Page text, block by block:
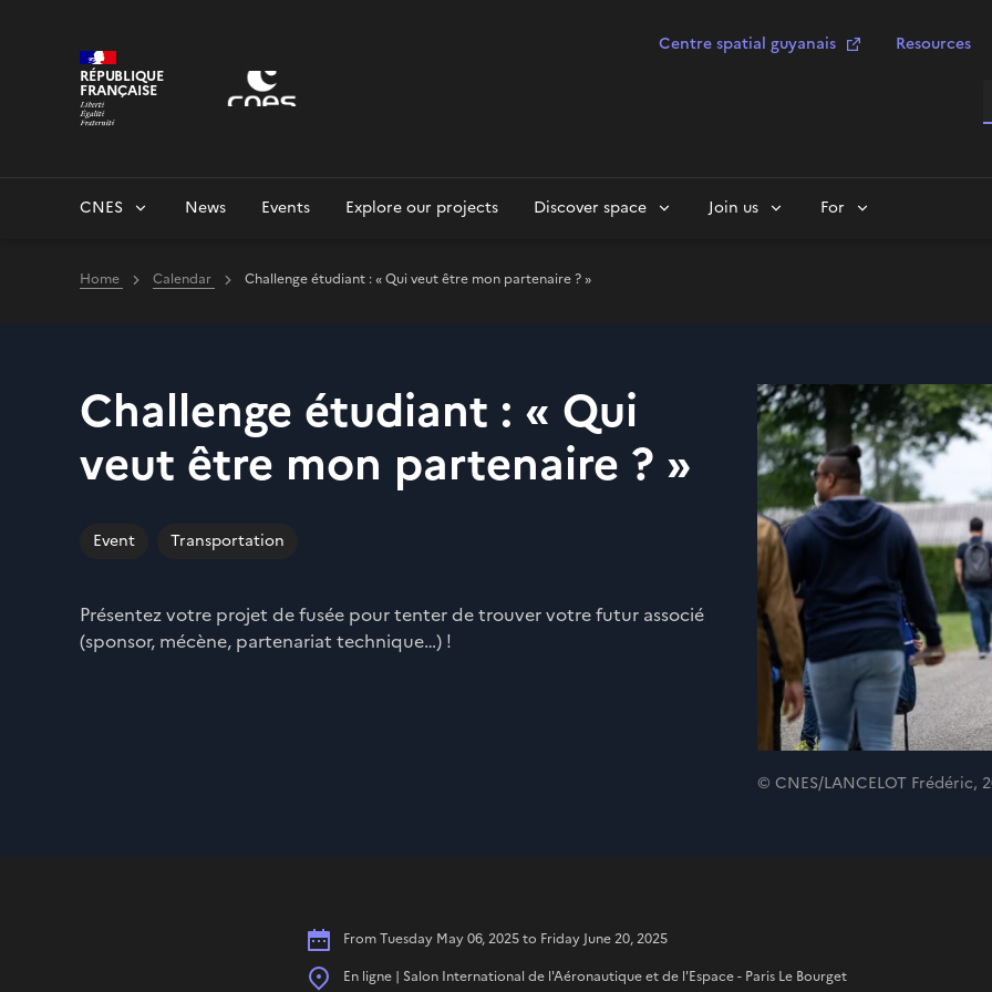
RÉPUBLIQUE
FRANÇAISE
Centre spatial guyanais Resources
CNES News Events Explore our projects Discover space Join us For
Home Calendar Challenge étudiant : « Qui veut être mon partenaire ? »
Challenge étudiant : « Qui
veut être mon partenaire ? »
Event Transportation
Présentez votre projet de fusée pour tenter de trouver votre futur associé
(sponsor, mécène, partenariat technique…) !
© CNES/LANCELOT Frédéric,
Date
From Tuesday May 06, 2025 to Friday June 20, 2025
Place
En ligne | Salon International de l'Aéronautique et de l'Espace - Paris Le Bourget